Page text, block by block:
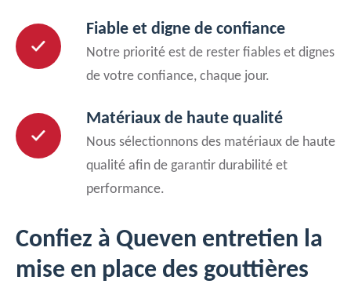
Fiable et digne de confiance
Notre priorité est de rester fiables et dignes
de votre confiance, chaque jour.
Matériaux de haute qualité
Nous sélectionnons des matériaux de haute
qualité afin de garantir durabilité et
performance.
Confiez à Queven entretien la
mise en place des gouttières